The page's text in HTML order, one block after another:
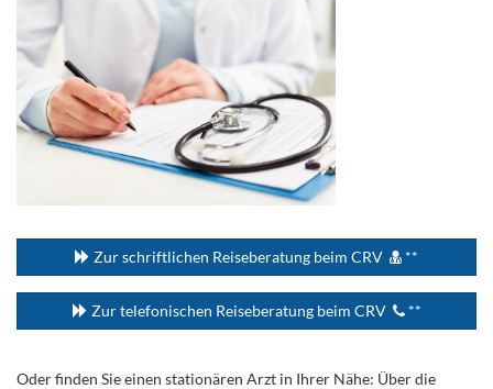
Zur schriftlichen Reiseberatung beim CRV **
Zur telefonischen Reiseberatung beim CRV **
Oder finden Sie einen stationären Arzt in Ihrer Nähe: Über die